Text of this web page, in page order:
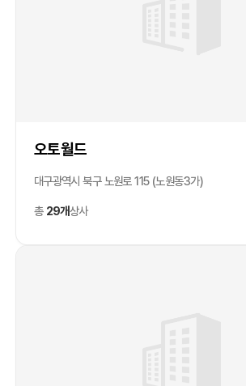
오토월드
대구광역시 북구 노원로 115 (노원동3가)
총 29개상사